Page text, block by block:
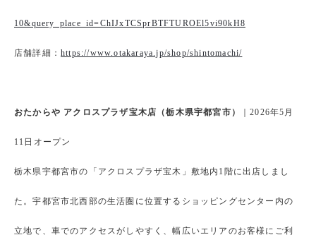
10&query_place_id=ChIJxTCSprBTFTUROEl5vi90kH8
店舗詳細： https://www.otakaraya.jp/shop/shintomachi/
おたからや アクロスプラザ宝木店（栃木県宇都宮市） ｜2026年5月
11日オープン
栃木県宇都宮市の「アクロスプラザ宝木」敷地内1階に出店しまし
た。宇都宮市北西部の生活圏に位置するショッピングセンター内の
立地で、車でのアクセスがしやすく、幅広いエリアのお客様にご利